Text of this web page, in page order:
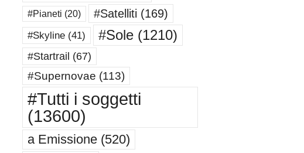
#Pianeti (20) #Satelliti (169)
#Skyline(41) #Sole(1210)
#Startrail (67)
#Supernovae (113)
#Tutti i soggetti
(13600)
a Emissione(520)